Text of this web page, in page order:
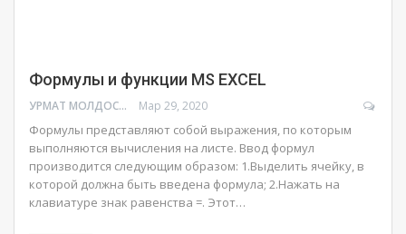
Формулы и функции MS EXCEL
УРМАТ МОЛДОСАНОВ Мар 29, 2020
Формулы представляют собой выражения, по которым
выполняются вычисления на листе. Ввод формул
производится следующим образом: 1.Выделить ячейку, в
которой должна быть введена формула; 2.Нажать на
клавиатуре знак равенства =. Этот…